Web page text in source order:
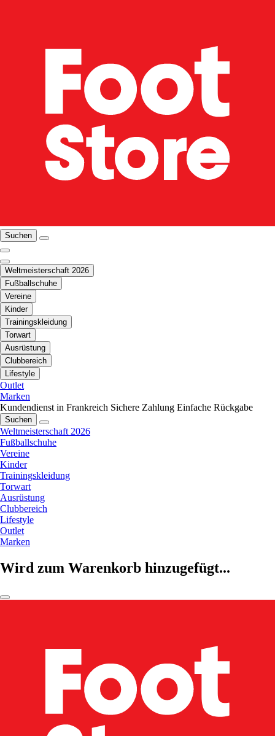
Suchen
Weltmeisterschaft 2026
Fußballschuhe
Vereine
Kinder
Trainingskleidung
Torwart
Ausrüstung
Clubbereich
Lifestyle
Outlet
Marken
Kundendienst in Frankreich Sichere Zahlung Einfache Rückgabe
Suchen
Weltmeisterschaft 2026
Fußballschuhe
Vereine
Kinder
Trainingskleidung
Torwart
Ausrüstung
Clubbereich
Lifestyle
Outlet
Marken
Wird zum Warenkorb hinzugefügt...